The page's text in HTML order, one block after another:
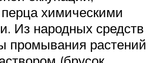
химическими
Из народных средств
промывания растений